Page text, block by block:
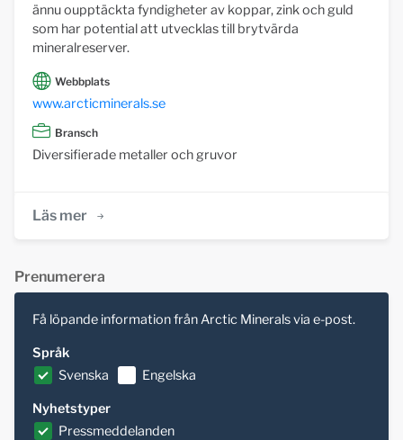
ännu oupptäckta fyndigheter av koppar, zink och guld
som har potential att utvecklas till brytvärda
mineralreserver.
Webbplats
www.arcticminerals.se
Bransch
Diversifierade metaller och gruvor
Läs mer
Prenumerera
Få löpande information från Arctic Minerals via e-post.
Språk
Svenska
Engelska
Nyhetstyper
Pressmeddelanden